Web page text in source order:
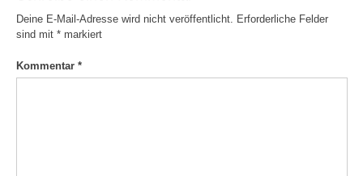
Deine E-Mail-Adresse wird nicht veröffentlicht. Erforderliche Felder
sind mit *markiert
Kommentar *